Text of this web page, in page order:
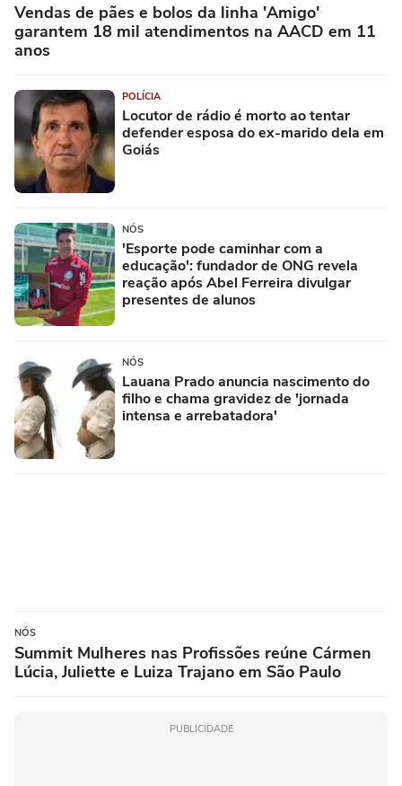
Vendas de pães e bolos da linha 'Amigo'
garantem 18 mil atendimentos na AACD em 11
anos
POLÍCIA
Locutor de rádio é morto ao tentar
defender esposa do ex-marido dela em
Goiás
NÓS
'Esporte pode caminhar com a
educação': fundador de ONG revela
reação após Abel Ferreira divulgar
presentes de alunos
NÓS
Lauana Prado anuncia nascimento do
filho e chama gravidez de 'jornada
intensa e arrebatadora'
NÓS
Summit Mulheres nas Profissões reúne Cármen
Lúcia, Juliette e Luiza Trajano em São Paulo
PUBLICIDADE